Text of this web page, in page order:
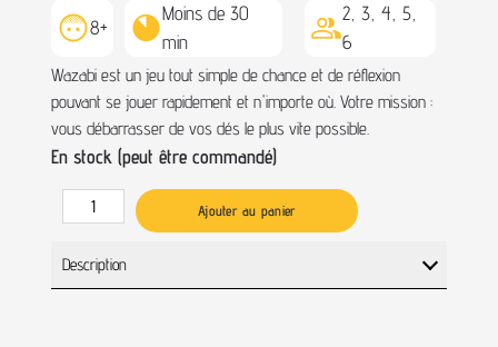
8+
Moins de 30
min
2, 3, 4, 5,
6
Wazabi est un jeu tout simple de chance et de réflexion
pouvant se jouer rapidement et n'importe où. Votre mission :
vous débarrasser de vos dés le plus vite possible.
En stock (peut être commandé)
Ajouter au panier
Description